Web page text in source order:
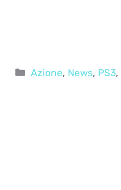
Categorie
Azione, News, PS3,